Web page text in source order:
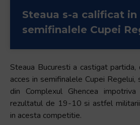
Steaua s-a calificat in
semifinalele Cupei
Steaua Bucuresti a castigat partida,
acces in semifinalele Cupei
din Complexul Ghencea
rezultatul de 19-10 si astfel militarii
in acesta competitie.